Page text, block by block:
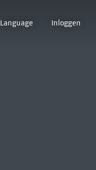
Language Inloggen